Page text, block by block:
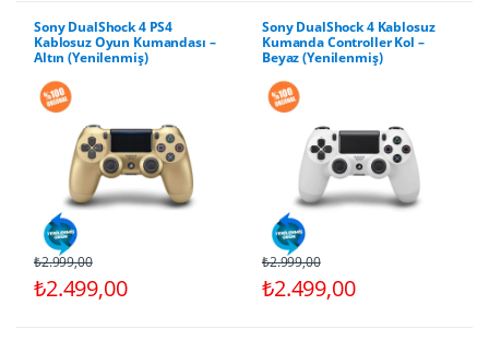
Sony DualShock 4 PS4
Kablosuz Oyun Kumandası –
Altın (Yenilenmiş)
₺2.499,00
₺2.999,00
Sony DualShock 4 Kablosuz
Kumanda Controller Kol –
Beyaz (Yenilenmiş)
₺2.499,00
₺2.999,00